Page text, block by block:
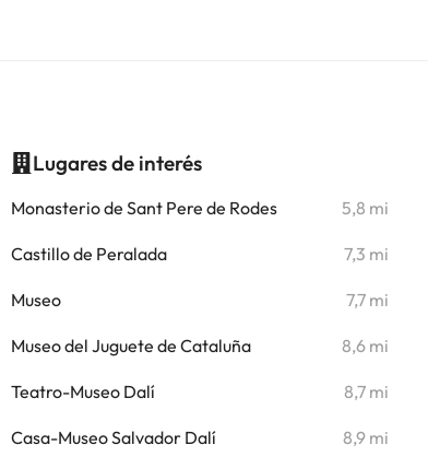
Lugares de interés
Monasterio de Sant Pere de Rodes 5,8 mi
Castillo de Peralada 7,3 mi
Museo 7,7 mi
Museo del Juguete de Cataluña 8,6 mi
Teatro-Museo Dalí 8,7 mi
Casa-Museo Salvador Dalí 8,9 mi